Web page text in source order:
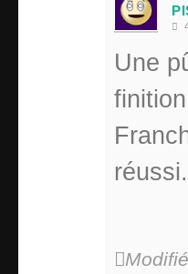
Une
réussi.